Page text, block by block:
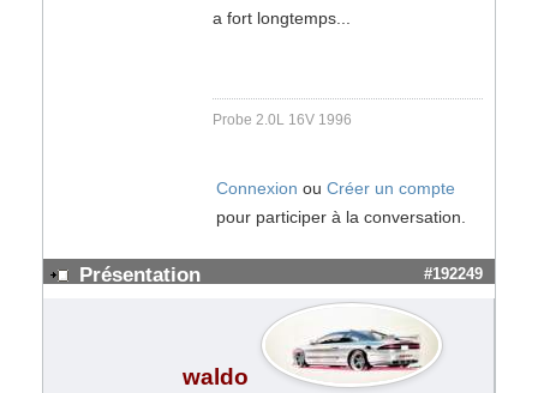
a fort longtemps...
Probe 2.0L 16V 1996
Connexion ou Créer un compte
pour participer à la conversation.
Présentation #192249
waldo